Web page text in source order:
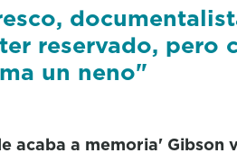
reservado, pero
un neno"
acaba a memoria' Gibson